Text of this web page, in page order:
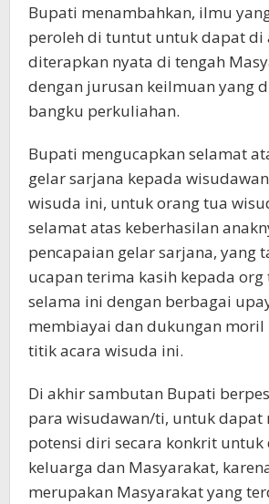
Bupati menambahkan, ilmu
peroleh di tuntut untuk dapat di
diterapkan nyata di tengah
dengan jurusan keilmuan yang
bangku perkuliahan.
Bupati mengucapkan selamat
gelar sarjana kepada
wisuda ini, untuk orang tua
selamat atas keberhasilan
pencapaian gelar sarjana, yang
ucapan terima kasih kepada org
selama ini dengan berbagai
membiayai dan dukungan moril
titik acara wisuda ini.
Di akhir sambutan Bupati
para wisudawan/ti, untuk dapat
potensi diri secara konkrit
keluarga dan Masyarakat,
merupakan Masyarakat yang